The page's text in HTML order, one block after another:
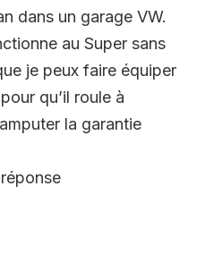
dans un garage VW.
au Super sans
je peux faire équiper
qu’il roule à
la garantie